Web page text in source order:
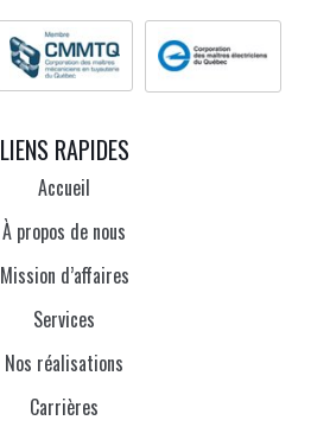
LIENS RAPIDES
Accueil
À propos de nous
Mission d’affaires
Services
Nos réalisations
Carrières